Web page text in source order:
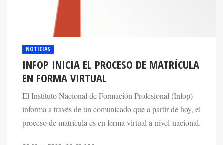
NOTICIAS
INFOP INICIA EL PROCESO DE MATRÍCULA
EN FORMA VIRTUAL
El Instituto Nacional de Formación Profesional (Infop)
informa a través de un comunicado que a partir de hoy, el
proceso de matrícula es en forma virtual a nivel nacional.